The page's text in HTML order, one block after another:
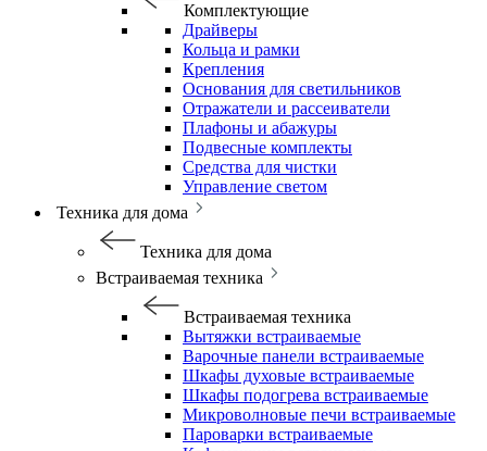
Комплектующие
Драйверы
Кольца и рамки
Крепления
Основания для светильников
Отражатели и рассеиватели
Плафоны и абажуры
Подвесные комплекты
Средства для чистки
Управление светом
Техника для дома
Техника для дома
Встраиваемая техника
Встраиваемая техника
Вытяжки встраиваемые
Варочные панели встраиваемые
Шкафы духовые встраиваемые
Шкафы подогрева встраиваемые
Микроволновые печи встраиваемые
Пароварки встраиваемые